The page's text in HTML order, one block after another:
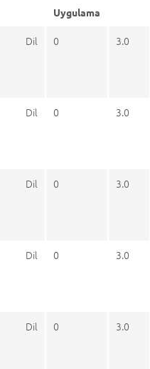
Uygulama
Dil
0 3.0
Dil
0 3.0
Dil
0 3.0
Dil
0 3.0
Dil
0 3.0